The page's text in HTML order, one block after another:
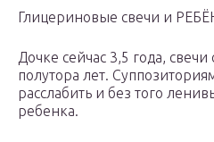
Глицериновые свечи и
Дочке сейчас 3,5 года,
полутора лет.
расслабить и без того
ребенка.